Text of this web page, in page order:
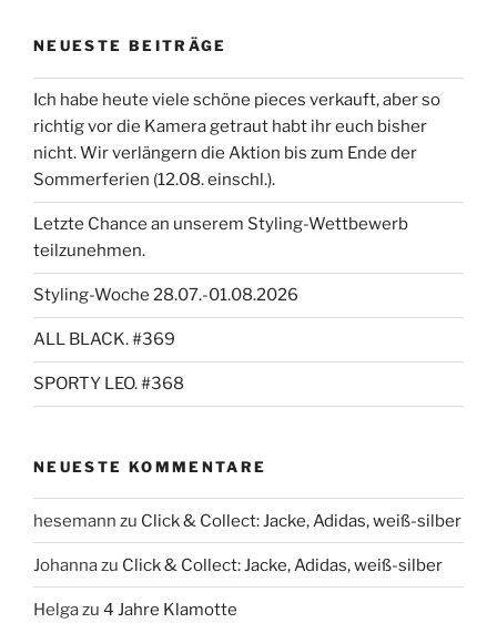
NEUESTE BEITRÄGE
Ich habe heute viele schöne pieces verkauft, aber so
richtig vor die Kamera getraut habt ihr euch bisher
nicht. Wir verlängern die Aktion bis zum Ende der
Sommerferien (12.08. einschl.).
Letzte Chance an unserem Styling-Wettbewerb
teilzunehmen.
Styling-Woche 28.07.-01.08.2026
ALL BLACK. #369
SPORTY LEO. #368
NEUESTE KOMMENTARE
hesemann zu Click & Collect: Jacke, Adidas, weiß-silber
Johannazu Click & Collect: Jacke, Adidas, weiß-silber
Helgazu 4 Jahre Klamotte